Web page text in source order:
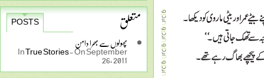
متعلق
POSTS
پھولوں سے بھرا دامن
InTrue Stories-On September
26, 2011